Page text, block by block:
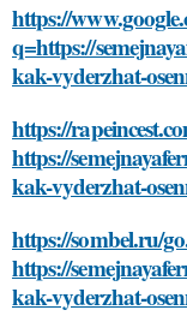
https://
q=https://
kak-vyderzhat-
https://
https://
kak-vyderzhat-
https://sombel.ru/
https://
kak-vyderzhat-